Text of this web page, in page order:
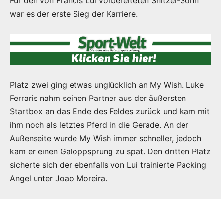
war es der erste Sieg der Karriere.
Platz zwei ging etwas unglücklich an My Wish. Luke
Ferraris nahm seinen Partner aus der äußersten
Startbox an das Ende des Feldes zurück und kam mit
ihm noch als letztes Pferd in die Gerade. An der
Außenseite wurde My Wish immer schneller, jedoch
kam er einen Galoppsprung zu spät. Den dritten Platz
sicherte sich der ebenfalls von Lui trainierte Packing
Angel unter Joao Moreira.